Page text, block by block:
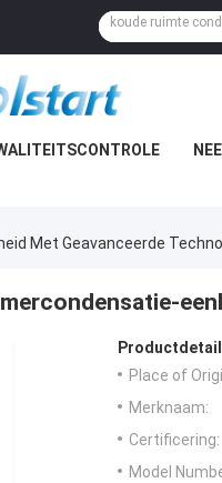
Met Geavanceerde
Place of
Merknaam:
Certificering:
Model